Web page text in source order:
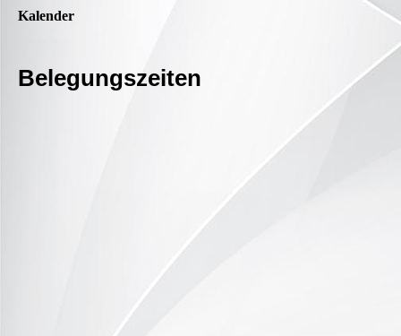
Kalender
Belegungszeiten